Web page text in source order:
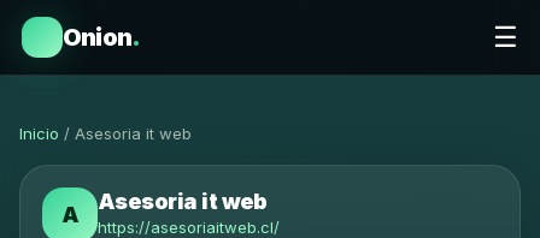
Onion. ☰
Inicio / Asesoria it web
A
Asesoria it web
https://asesoriaitweb.cl/